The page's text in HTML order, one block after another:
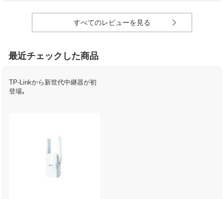
すべてのレビューを見る
最近チェックした商品
TP-Linkから新世代中継器が初
登場｡